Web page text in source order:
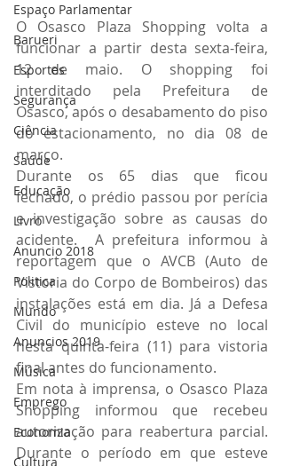
Espaço Parlamentar
Barueri
Esportes
Segurança
Ciência
Saúde
Educação
Livro
Anuncio 2018
Politica
Mundo
Anuncios 2019
Música
Emprego
Economia
Cultura
O Osasco Plaza Shopping volta a
funcionar a partir desta sexta-feira,
12 de maio. O shopping foi
interditado pela Prefeitura de
Osasco, após o desabamento do piso
do estacionamento, no dia 08 de
março.
Durante os 65 dias que ficou
fechado, o prédio passou por perícia
e investigação sobre as causas do
acidente.  A prefeitura informou à
reportagem que o AVCB (Auto de
Vistoria do Corpo de Bombeiros) das
instalações está em dia. Já a Defesa
Civil do município esteve no local
nesta quinta-feira (11) para vistoria
final antes do funcionamento.
Em nota à imprensa, o Osasco Plaza
Shopping informou que recebeu
autorização para reabertura parcial.
Durante o período em que esteve